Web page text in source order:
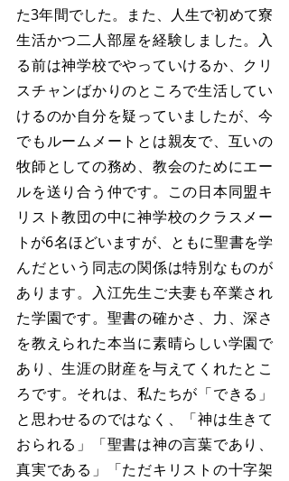
た3年間でした。また、人生で初めて寮
生活かつ二人部屋を経験しました。入
る前は神学校でやっていけるか、クリ
スチャンばかりのところで生活してい
けるのか自分を疑っていましたが、今
でもルームメートとは親友で、互いの
牧師としての務め、教会のためにエー
ルを送り合う仲です。この日本同盟キ
リスト教団の中に神学校のクラスメー
トが6名ほどいますが、ともに聖書を学
んだという同志の関係は特別なものが
あります。入江先生ご夫妻も卒業され
た学園です。聖書の確かさ、力、深さ
を教えられた本当に素晴らしい学園で
あり、生涯の財産を与えてくれたとこ
ろです。それは、私たちが「できる」
と思わせるのではなく、「神は生きて
おられる」「聖書は神の言葉であり、
真実である」「ただキリストの十字架